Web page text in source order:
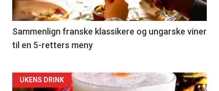
-
5
Sammenlign franske klassikere og ungarske viner
til en 5-retters meny
Forsiden
UKENS DRINK